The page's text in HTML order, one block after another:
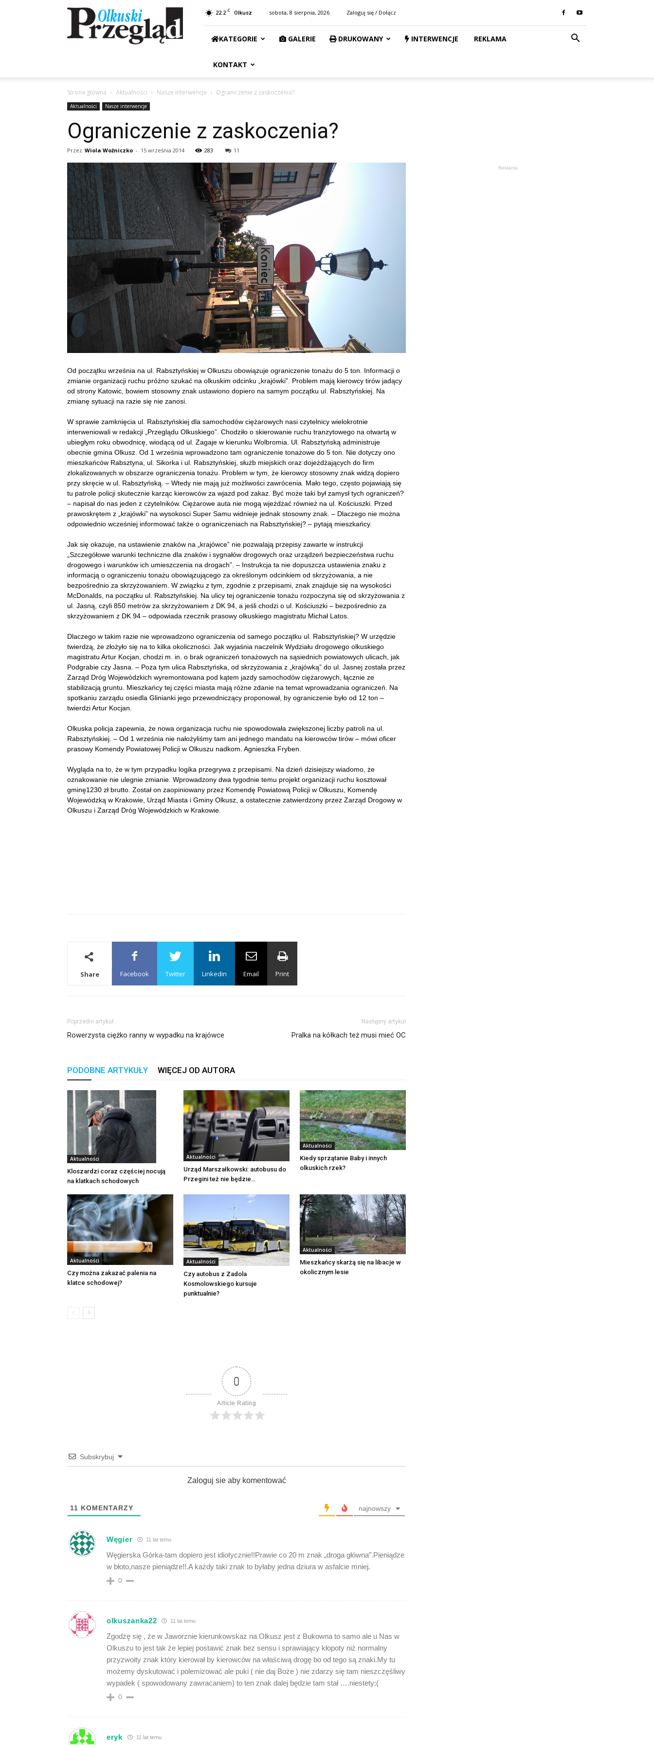
Przegląd
Olkuski
22.2 C Olkusz sobota, 8 sierpnia, 2026 Zaloguj się / Dołącz
KATEGORIE GALERIE DRUKOWANY INTERWENCJE REKLAMA
KONTAKT
Strona główna Aktualności Nasze interwencje Ograniczenie z zaskoczenia?
Aktualności Nasze interwencje
Ograniczenie z zaskoczenia?
Przez Wiola Woźniczko - 15 września 2014 283 11
Od początku września na ul. Rabsztyńskiej w Olkuszu obowiązuje ograniczenie tonażu do 5 ton. Informacji o
zmianie organizacji ruchu próżno szukać na olkuskim odcinku „krajówki”. Problem mają kierowcy tirów jadący
od strony Katowic, bowiem stosowny znak ustawiono dopiero na samym początku ul. Rabsztyńskiej. Na
zmianę sytuacji na razie się nie zanosi.
W sprawie zamknięcia ul. Rabsztyńskiej dla samochodów ciężarowych nasi czytelnicy wielokrotnie
interweniowali w redakcji „Przeglądu Olkuskiego”. Chodziło o skierowanie ruchu tranzytowego na otwartą w
ubiegłym roku obwodnicę, wiodącą od ul. Zagaje w kierunku Wolbromia. Ul. Rabsztyńską administruje
obecnie gmina Olkusz. Od 1 września wprowadzono tam ograniczenie tonażowe do 5 ton. Nie dotyczy ono
mieszkańców Rabsztyna, ul. Sikorka i ul. Rabsztyńskiej, służb miejskich oraz dojeżdżających do firm
zlokalizowanych w obszarze ograniczenia tonażu. Problem w tym, że kierowcy stosowny znak widzą dopiero
przy skręcie w ul. Rabsztyńską. – Wtedy nie mają już możliwości zawrócenia. Mało tego, często pojawiają się
tu patrole policji skutecznie karząc kierowców za wjazd pod zakaz. Być może taki był zamysł tych ograniczeń?
– napisał do nas jeden z czytelników. Ciężarowe auta nie mogą wjeżdżać również na ul. Kościuszki. Przed
prawoskrętem z „krajówki” na wysokosci Super Samu widnieje jednak stosowny znak. – Dlaczego nie można
odpowiednio wcześniej informować także o ograniczeniach na Rabsztyńskiej? – pytają mieszkańcy.
Jak się okazuje, na ustawienie znaków na „krajówce” nie pozwalają przepisy zawarte w instrukcji
„Szczegółowe warunki techniczne dla znaków i sygnałów drogowych oraz urządzeń bezpieczeństwa ruchu
drogowego i warunków ich umieszczenia na drogach”. – Instrukcja ta nie dopuszcza ustawienia znaku z
informacją o ograniczeniu tonażu obowiązującego za określonym odcinkiem od skrzyżowania, a nie
bezpośrednio za skrzyżowaniem. W związku z tym, zgodnie z przepisami, znak znajduje się na wysokości
McDonalds, na początku ul. Rabsztyńskiej. Na ulicy tej ograniczenie tonażu rozpoczyna się od skrzyżowania z
ul. Jasną, czyli 850 metrów za skrzyżowaniem z DK 94, a jeśli chodzi o ul. Kościuszki – bezpośrednio za
skrzyżowaniem z DK 94 – odpowiada rzecznik prasowy olkuskiego magistratu Michał Latos.
Dlaczego w takim razie nie wprowadzono ograniczenia od samego początku ul. Rabsztyńskiej? W urzędzie
twierdzą, że złożyło się na to kilka okoliczności. Jak wyjaśnia naczelnik Wydziału drogowego olkuskiego
magistratu Artur Kocjan, chodzi m. in. o brak ograniczeń tonażowych na sąsiednich powiatowych ulicach, jak
Podgrabie czy Jasna. – Poza tym ulica Rabsztyńska, od skrzyżowania z „krajówką” do ul. Jasnej została przez
Zarząd Dróg Wojewódzkich wyremontowana pod kątem jazdy samochodów ciężarowych, łącznie ze
stabilizacją gruntu. Mieszkańcy tej części miasta mają różne zdanie na temat wprowadzania ograniczeń. Na
spotkaniu zarządu osiedla Glinianki jego przewodniczący proponował, by ograniczenie było od 12 ton –
twierdzi Artur Kocjan.
Olkuska policja zapewnia, że nowa organizacja ruchu nie spowodowała zwiększonej liczby patroli na ul.
Rabsztyńskiej. – Od 1 września nie nałożyliśmy tam ani jednego mandatu na kierowców tirów – mówi oficer
prasowy Komendy Powiatowej Policji w Olkuszu nadkom. Agnieszka Fryben.
Wygląda na to, że w tym przypadku logika przegrywa z przepisami. Na dzień dzisiejszy wiadomo, że
oznakowanie nie ulegnie zmianie. Wprowadzony dwa tygodnie temu projekt organizacji ruchu kosztował
gminę1230 zł brutto. Został on zaopiniowany przez Komendę Powiatową Policji w Olkuszu, Komendę
Wojewódzką w Krakowie, Urząd Miasta i Gminy Olkusz, a ostatecznie zatwierdzony przez Zarząd Drogowy w
Olkuszu i Zarząd Dróg Wojewódzkich w Krakowie.
Share Facebook Twitter Linkedin Email Print
Poprzedni artykuł
Rowerzysta ciężko ranny w wypadku na krajówce
Następny artykuł
Pralka na kółkach też musi mieć OC
PODOBNE ARTYKUŁY WIĘCEJ OD AUTORA
Aktualności
Kloszardzi coraz częściej nocują
na klatkach schodowych
Aktualności
Urząd Marszałkowski: autobusu do
Przegini też nie będzie…
Aktualności
Kiedy sprzątanie Baby i innych
olkuskich rzek?
Aktualności
Czy można zakazać palenia na
klatce schodowej?
Aktualności
Czy autobus z Zadola
Kosmolowskiego kursuje
punktualnie?
Aktualności
Mieszkańcy skarżą się na libacje w
okolicznym lesie
0
Article Rating
Subskrybuj
Zaloguj sie aby komentować
11 KOMENTARZY najnowszy
Węgier 11 lat temu
Węgierska Górka-tam dopiero jest idiotycznie!!Prawie co 20 m znak „droga główna”.Pieniądze
w błoto,nasze pieniądze!!.A każdy taki znak to byłaby jedna dziura w asfalcie mniej.
0
olkuszanka22 11 lat temu
Zgodzę się , że w Jaworznie kierunkowskaz na Olkusz jest z Bukowna to samo ale u Nas w
Olkuszu to jest tak że lepiej postawić znak bez sensu i sprawiający kłopoty niż normalny
przyzwoity znak który kierował by kierowców na właściwą drogę bo od tego są znaki.My tu
możemy dyskutować i polemizować ale puki ( nie daj Boże ) nie zdarzy się tam nieszczęśliwy
wypadek ( spowodowany zawracaniem) to ten znak dalej będzie tam stał ….niestety:(
0
eryk 11 lat temu
Reklama